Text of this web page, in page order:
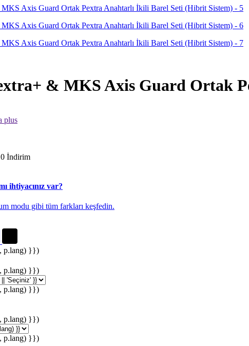
& MKS Axis Guard Ortak
plus
İndirim
ihtiyacınız var?
modu gibi tüm farkları keşfedin.
p.lang) }})
p.lang) }})
p.lang) }})
p.lang) }})
p.lang) }})